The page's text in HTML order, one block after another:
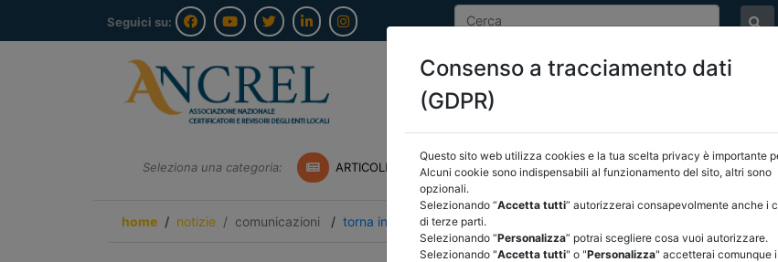
Seguici su:
Seleziona una categoria: ARTICOLI ANCREL COMUNICAZIONI NOVITÀ NORMATIVE
home notizie comunicazioni / torna indietro
Consenso a tracciamento dati
(GDPR)
Questo sito web utilizza cookies e la tua scelta privacy è importante
Alcuni cookie sono indispensabili al funzionamento del sito, altri sono
opzionali.
Selezionando “Accetta tutti” autorizzerai consapevolmente anche i
di terze parti.
Selezionando “Personalizza” potrai scegliere cosa vuoi autorizzare.
Selezionando "Accetta tutti" o "Personalizza" accetterai comunque i